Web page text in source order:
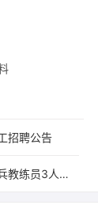
招聘公告
2023年浙江绍兴诸暨市人武部招聘民兵教练员3人公告